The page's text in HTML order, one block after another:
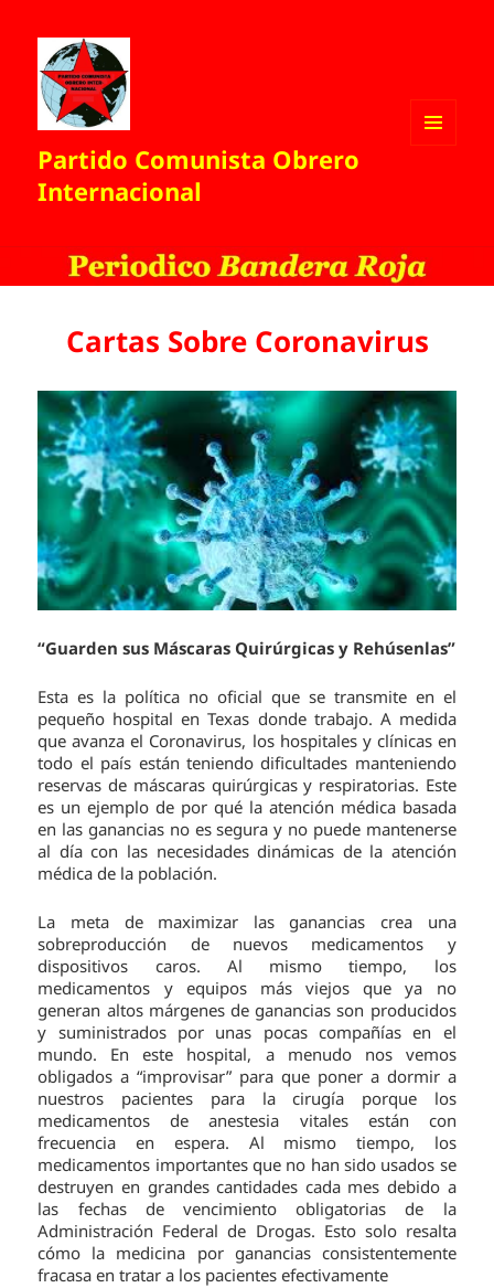
Partido Comunista Obrero
Internacional
Cartas Sobre Coronavirus
“Guarden sus Máscaras Quirúrgicas y Rehúsenlas”
Esta es la política no oficial que se transmite en el
pequeño hospital en Texas donde trabajo. A medida
que avanza el Coronavirus, los hospitales y clínicas en
todo el país están teniendo dificultades manteniendo
reservas de máscaras quirúrgicas y respiratorias. Este
es un ejemplo de por qué la atención médica basada
en las ganancias no es segura y no puede mantenerse
al día con las necesidades dinámicas de la atención
médica de la población.
La meta de maximizar las ganancias crea una
sobreproducción de nuevos medicamentos y
dispositivos caros. Al mismo tiempo, los
medicamentos y equipos más viejos que ya no
generan altos márgenes de ganancias son producidos
y suministrados por unas pocas compañías en el
mundo. En este hospital, a menudo nos vemos
obligados a “improvisar” para que poner a dormir a
nuestros pacientes para la cirugía porque los
medicamentos de anestesia vitales están con
frecuencia en espera. Al mismo tiempo, los
medicamentos importantes que no han sido usados se
destruyen en grandes cantidades cada mes debido a
las fechas de vencimiento obligatorias de la
Administración Federal de Drogas. Esto solo resalta
cómo la medicina por ganancias consistentemente
fracasa en tratar a los pacientes efectivamente